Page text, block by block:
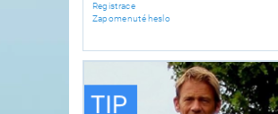
Registrace
Zapomenuté heslo